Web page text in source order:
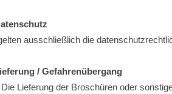
ausschließlich die
/ Gefahrenübergang
Lieferung der Broschüren oder